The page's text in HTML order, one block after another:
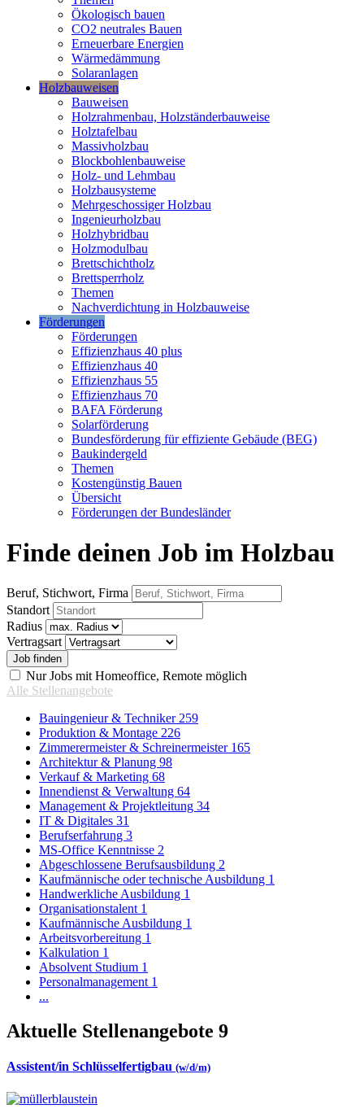
Ökologisch bauen
CO2 neutrales Bauen
Erneuerbare Energien
Wärmedämmung
Solaranlagen
Holzbauweisen
Bauweisen
Holzrahmenbau, Holzständerbauweise
Holztafelbau
Massivholzbau
Blockbohlenbauweise
Holz- und Lehmbau
Holzbausysteme
Mehrgeschossiger Holzbau
Ingenieurholzbau
Holzhybridbau
Holzmodulbau
Brettschichtholz
Brettsperrholz
Themen
Nachverdichtung in Holzbauweise
Förderungen
Förderungen
Effizienzhaus 40 plus
Effizienzhaus 40
Effizienzhaus 55
Effizienzhaus 70
BAFA Förderung
Solarförderung
Bundesförderung für effiziente Gebäude (BEG)
Baukindergeld
Themen
Kostengünstig Bauen
Übersicht
Förderungen der Bundesländer
Finde deinen Job im Holzbau
Beruf, Stichwort, Firma
Standort
Radius
Vertragsart
Nur Jobs mit Homeoffice, Remote möglich
Alle Stellenangebote
Bauingenieur & Techniker 259
Produktion & Montage 226
Zimmerermeister & Schreinermeister 165
Architektur & Planung 98
Verkauf & Marketing 68
Innendienst & Verwaltung 64
Management & Projektleitung 34
IT & Digitales 31
Berufserfahrung 3
MS-Office Kenntnisse 2
Abgeschlossene Berufsausbildung 2
Kaufmännische oder technische Ausbildung 1
Handwerkliche Ausbildung 1
Organisationstalent 1
Kaufmännische Ausbildung 1
Arbeitsvorbereitung 1
Kalkulation 1
Absolvent Studium 1
Personalmanagement 1
...
Aktuelle Stellenangebote 9
Assistent/in Schlüsselfertigbau (w/d/m)